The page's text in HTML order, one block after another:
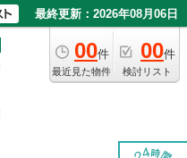
最終更新：2026年08月06日
00件
最近見た物件
00件
検討リスト